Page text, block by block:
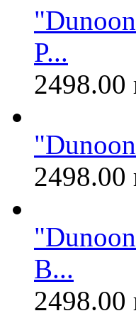
P...
2498.00
2498.00
B...
2498.00